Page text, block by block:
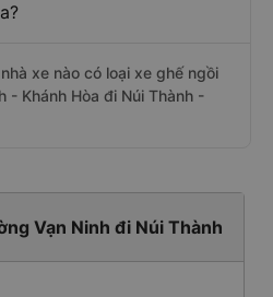
xe nào có loại xe ghế ngồi
- Khánh Hòa đi Núi Thành -
Vạn Ninh đi Núi Thành